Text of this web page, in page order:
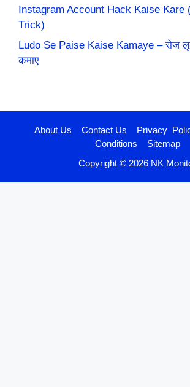
Instagram Account Hack Kaise Kare
Trick)
Ludo Se Paise Kaise Kamaye – रोज
कमाए
About Us Contact Us Privacy
Conditions
Sitemap
Copyright © 2026 NK